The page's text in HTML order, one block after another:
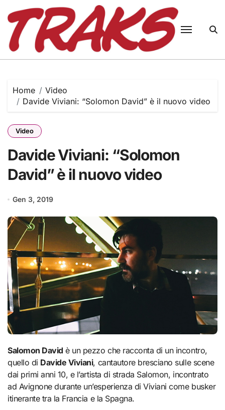
content
Home
Video
Davide Viviani: “Solomon David” è il nuovo video
Video
Davide Viviani: “Solomon
David” è il nuovo video
Gen 3, 2019
Salomon David è un pezzo che racconta di un incontro,
quello di Davide Viviani, cantautore bresciano sulle scene
dai primi anni 10, e l’artista di strada Salomon, incontrato
ad Avignone durante un’esperienza di Viviani come busker
itinerante tra la Francia e la Spagna.